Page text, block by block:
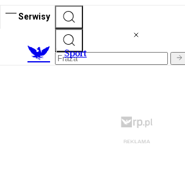
Serwisy
Sport